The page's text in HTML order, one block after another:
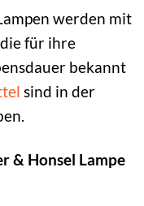
werden mit
für ihre
bekannt
sind in der
& Honsel Lampe